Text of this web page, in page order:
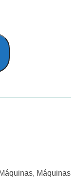
, Máquinas